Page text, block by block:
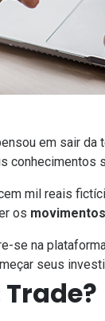
em sair da
conhecimentos
mil reais
os
se na
seus
Trade?